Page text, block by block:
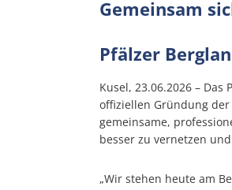
Zentrale Vergabestelle
Schulewirtschaft
Gemeinsam
Pfälzer
Kusel, 23.06.2026 –
offiziellen Gründung
gemeinsame,
besser zu vernetzen
„Wir stehen heute am